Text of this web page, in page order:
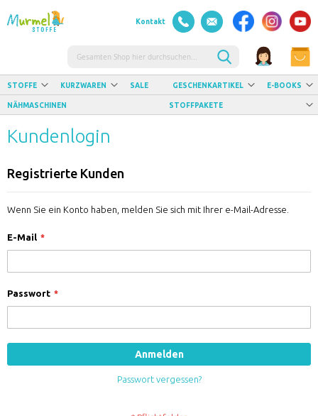
Kontakt
Suche
STOFFE KURZWAREN SALE GESCHENKARTIKEL E-BOOKS
NÄHMASCHINEN STOFFPAKETE
Kundenlogin
Registrierte Kunden
Wenn Sie ein Konto haben, melden Sie sich mit Ihrer e-Mail-Adresse.
E-Mail
Passwort
Anmelden
Passwort vergessen?